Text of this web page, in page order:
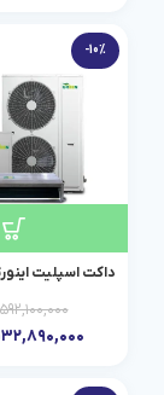
-10%
داکت اسپلیت اینورتر
۵۹۲,۱۰۰,۰۰۰